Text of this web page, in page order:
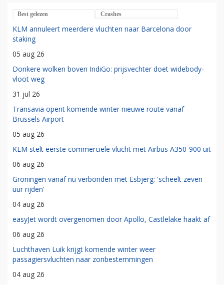
Best gelezen Crashes
KLM annuleert meerdere vluchten naar Barcelona door
staking
05 aug 26
Donkere wolken boven IndiGo: prijsvechter doet widebody-
vloot weg
31 jul 26
Transavia opent komende winter nieuwe route vanaf
Brussels Airport
05 aug 26
KLM stelt eerste commerciële vlucht met Airbus A350-900 uit
06 aug 26
Groningen vanaf nu verbonden met Esbjerg: 'scheelt zeven
uur rijden'
04 aug 26
easyJet wordt overgenomen door Apollo, Castlelake haakt af
06 aug 26
Luchthaven Luik krijgt komende winter weer
passagiersvluchten naar zonbestemmingen
04 aug 26